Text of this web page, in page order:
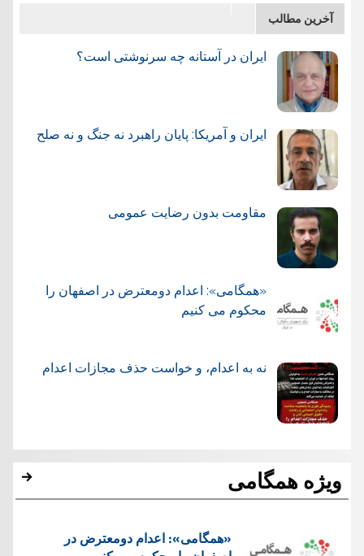
آخرین مطالب
ایران در آستانه چه سرنوشتی است؟
ایران و آمریکا: پایان راهبرد نه جنگ و نه صلح
مقاومت بدون رضایت عمومی
«همگامی»: اعدام دومعترض در اصفهان را
محکوم می کنیم
نه به اعدام، و خواست حذف مجازات اعدام
ویژه همگامی
«همگامی»: اعدام دومعترض در